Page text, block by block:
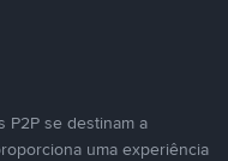
P2P se destinam a
uma experiência